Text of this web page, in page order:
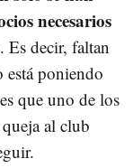
necesarios
. Es decir, faltan
está poniendo
que uno de los
al club